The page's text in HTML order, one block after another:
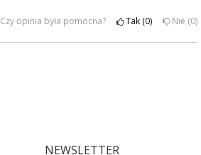
Czy opinia była pomocna? Tak 0 Nie 0
NEWSLETTER